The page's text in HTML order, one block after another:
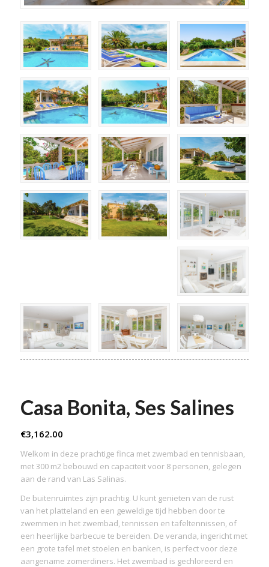
Casa Bonita, Ses Salines
€3,162.00
Welkom in deze prachtige finca met zwembad en tennisbaan,
met 300 m2 bebouwd en capaciteit voor 8 personen, gelegen
aan de rand van Las Salinas.
De buitenruimtes zijn prachtig. U kunt genieten van de rust
van het platteland en een geweldige tijd hebben door te
zwemmen in het zwembad, tennissen en tafeltennissen, of
een heerlijke barbecue te bereiden. De veranda, ingericht met
een grote tafel met stoelen en banken, is perfect voor deze
aangename zomerdiners. Het zwembad is gechloreerd en